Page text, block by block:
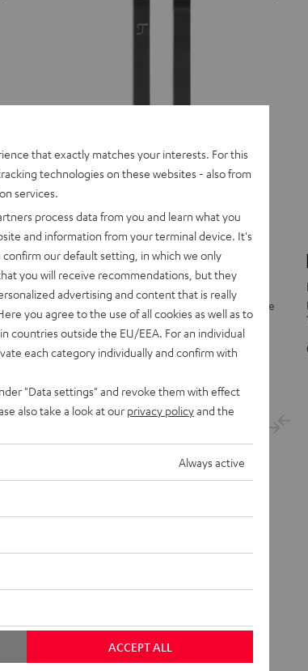
MYND
Rückseitengurt
(Paar)
Schwarz
MYND Rückseitengurt (Paar)
Stabiles, hoch strapazierfähiges Gurt-Paar für die
Rückseite des MYND
CHF 19,
that exactly matches your interests. For this
technologies on these websites - also from
services.
process data from you and learn what you
and information from your terminal device. It's
confirm our default setting, in which we only
you will receive recommendations, but they
advertising and content that is really
Here you agree to the use of all cookies as well as to
countries outside the EU/EEA. For an individual
each category individually and confirm with
"Data settings" and revoke them with effect
also take a look at our privacy policyand the
Always active
ACCEPT ALL